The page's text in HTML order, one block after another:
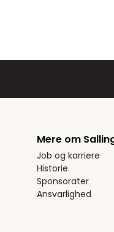
Mere om
Job og karriere
Historie
Sponsorater
Ansvarlighed